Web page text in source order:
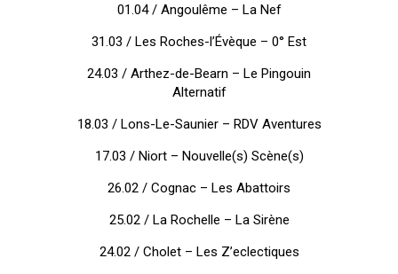
01.04 / Angoulême – La Nef
31.03 / Les Roches-l’Évèque – 0° Est
24.03 / Arthez-de-Bearn – Le Pingouin
Alternatif
18.03 / Lons-Le-Saunier – RDV Aventures
17.03 / Niort – Nouvelle(s) Scène(s)
26.02 / Cognac – Les Abattoirs
25.02 / La Rochelle – La Sirène
24.02 / Cholet – Les Z’eclectiques